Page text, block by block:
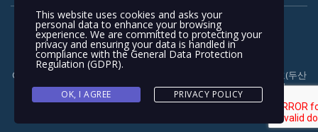
Copyright © 1991-2018 | 경기도 안양시 흥안대로 415, 서관 1110호(두산
벤처다임) 우: 14059 | T +82-31-478-5434 | F +82-31-478-5437 |
NEOKOREA TRADING COMPANY LIMITED. NEOKOREA. ALL RIGHTS
This website uses cookies and asks your
personal data to enhance your browsing
experience. We are committed to protecting your
privacy and ensuring your data is handled in
compliance with theGeneral Data Protection
Regulation (GDPR).
OK, I AGREE PRIVACY POLICY